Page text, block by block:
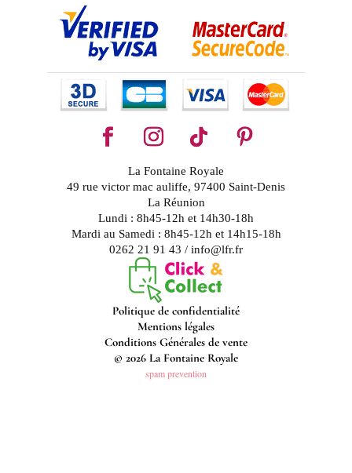
La Fontaine Royale
49 rue victor mac auliffe, 97400 Saint-Denis
La Réunion
Lundi : 8h45-12h et 14h30-18h
Mardi au Samedi : 8h45-12h et 14h15-18h
0262 21 91 43 / info@lfr.fr
Politique de confidentialité
Mentions légales
Conditions Générales de vente
© 2026 La Fontaine Royale
spam prevention